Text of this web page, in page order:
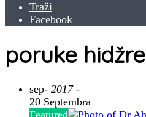
Traži
Facebook
poruke hidžre
sep- 2017 -
20 Septembra